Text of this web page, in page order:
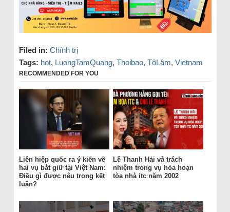
Filed in: Chính trị
Tags: hot, LuongTamQuang, Thoibao, TôLâm, Vietnam
RECOMMENDED FOR YOU
Liên hiệp quốc ra ý kiến về
hai vụ bắt giữ tại Việt Nam:
Điều gì được nêu trong kết
luận?
Lê Thanh Hải và trách
nhiệm trong vụ hỏa hoạn
tòa nhà itc năm 2002